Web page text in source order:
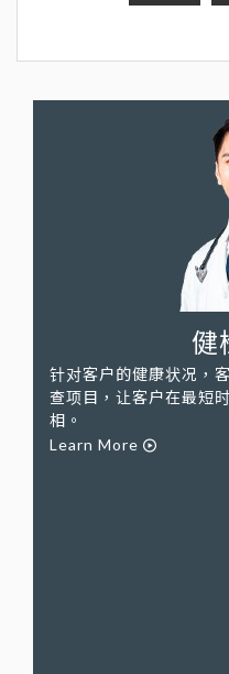
健
针对客户的健康状况，
查项目，让客户在最短
相。
Learn More